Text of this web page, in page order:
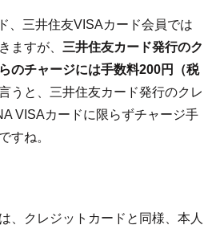
、三井住友VISAカード会員では
ますが、 三井住友カード発行のク
のチャージには手数料200円（税
うと、三井住友カード発行のクレ
VISAカードに限らずチャージ手
すね。
、クレジットカードと同様、本人